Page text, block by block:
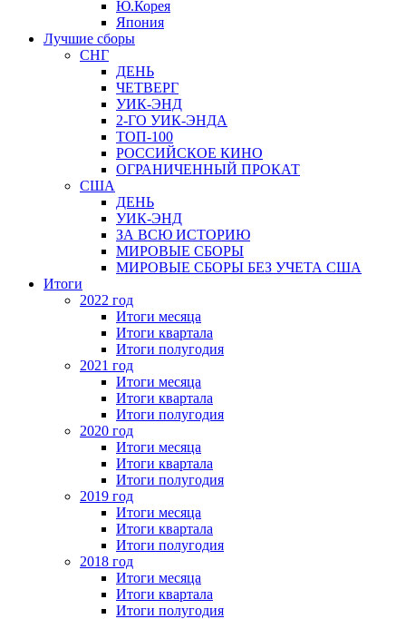
Ю.Корея
Япония
Лучшие сборы
СНГ
ДЕНЬ
ЧЕТВЕРГ
УИК-ЭНД
2-ГО УИК-ЭНДА
ТОП-100
РОССИЙСКОЕ КИНО
ОГРАНИЧЕННЫЙ ПРОКАТ
США
ДЕНЬ
УИК-ЭНД
ЗА ВСЮ ИСТОРИЮ
МИРОВЫЕ СБОРЫ
МИРОВЫЕ СБОРЫ БЕЗ УЧЕТА США
Итоги
2022 год
Итоги месяца
Итоги квартала
Итоги полугодия
2021 год
Итоги месяца
Итоги квартала
Итоги полугодия
2020 год
Итоги месяца
Итоги квартала
Итоги полугодия
2019 год
Итоги месяца
Итоги квартала
Итоги полугодия
2018 год
Итоги месяца
Итоги квартала
Итоги полугодия